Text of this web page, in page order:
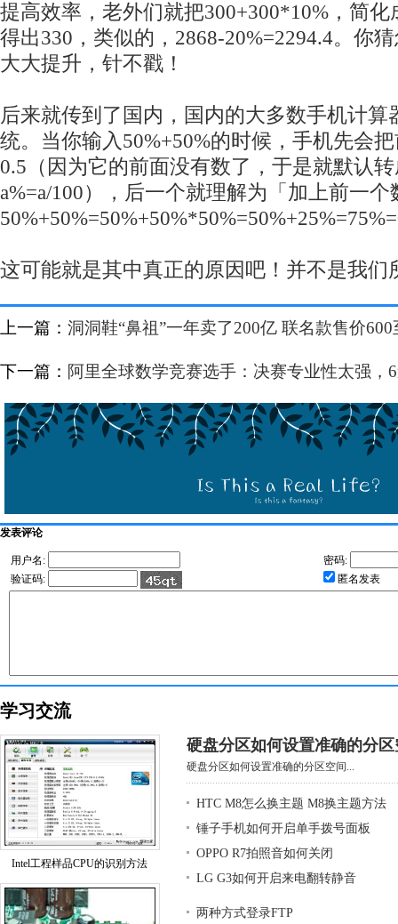
提高效率，老外们就把300+300*10%，简化
得出330，类似的，2868-20%=2294.4。你
大大提升，针不戳！
后来就传到了国内，国内的大多数手机计算
统。当你输入50%+50%的时候，手机先会
0.5（因为它的前面没有数了，于是就默认
a%=a/100），后一个就理解为「加上前一
这可能就是其中真正的原因吧！并不是我们
上一篇： 洞洞鞋“鼻祖”一年卖了200亿 联名款售价600
下一篇： 阿里全球数学竞赛选手：决赛专业性太强，
发表评论
用户名:
密码:
验证码:
匿名发表
学习交流
Intel工程样品CPU的识别方法
硬盘分区如何设置准确的分区
硬盘分区如何设置准确的分区空间...
HTC M8怎么换主题 M8换主题方法
锤子手机如何开启单手拨号面板
OPPO R7拍照音如何关闭
LG G3如何开启来电翻转静音
两种方式登录FTP